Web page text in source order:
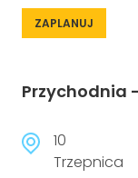
ZAPLANUJ
Przychodnia
10
Trzepnica